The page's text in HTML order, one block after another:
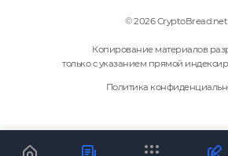
© 2026 CryptoBread.net
Копирование материалов
только с указанием прямой
Политика